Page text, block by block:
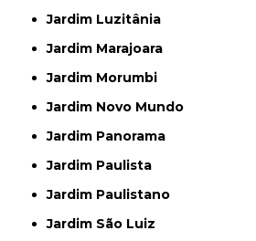
Jardim Luzitânia
Jardim Marajoara
Jardim Morumbi
Jardim Novo Mundo
Jardim Panorama
Jardim Paulista
Jardim Paulistano
Jardim São Luiz